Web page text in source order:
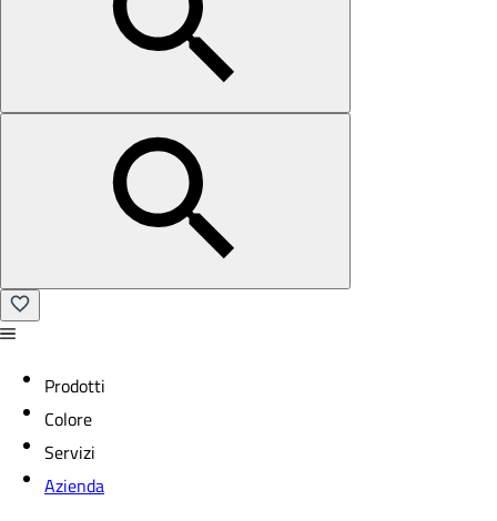
Prodotti
Colore
Servizi
Azienda